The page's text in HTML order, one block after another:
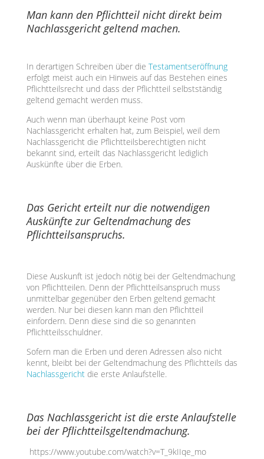
Man kann den Pflichtteil nicht direkt beim
Nachlassgericht geltend machen.
In derartigen Schreiben über die Testamentseröffnung
erfolgt meist auch ein Hinweis auf das Bestehen eines
Pflichtteilsrecht und dass der Pflichtteil selbstständig
geltend gemacht werden muss.
Auch wenn man überhaupt keine Post vom
Nachlassgericht erhalten hat, zum Beispiel, weil dem
Nachlassgericht die Pflichtteilsberechtigten nicht
bekannt sind, erteilt das Nachlassgericht lediglich
Auskünfte über die Erben.
Das Gericht erteilt nur die notwendigen
Auskünfte zur Geltendmachung des
Pflichtteilsanspruchs.
Diese Auskunft ist jedoch nötig bei der Geltendmachung
von Pflichtteilen. Denn der Pflichtteilsanspruch muss
unmittelbar gegenüber den Erben geltend gemacht
werden. Nur bei diesen kann man den Pflichtteil
einfordern. Denn diese sind die so genannten
Pflichtteilsschuldner.
Sofern man die Erben und deren Adressen also nicht
kennt, bleibt bei der Geltendmachung des Pflichtteils das
Nachlassgerichtdie erste Anlaufstelle.
Das Nachlassgericht ist die erste Anlaufstelle
bei der Pflichtteilsgeltendmachung.
https://www.youtube.com/watch?v=T_9kIIqe_mo